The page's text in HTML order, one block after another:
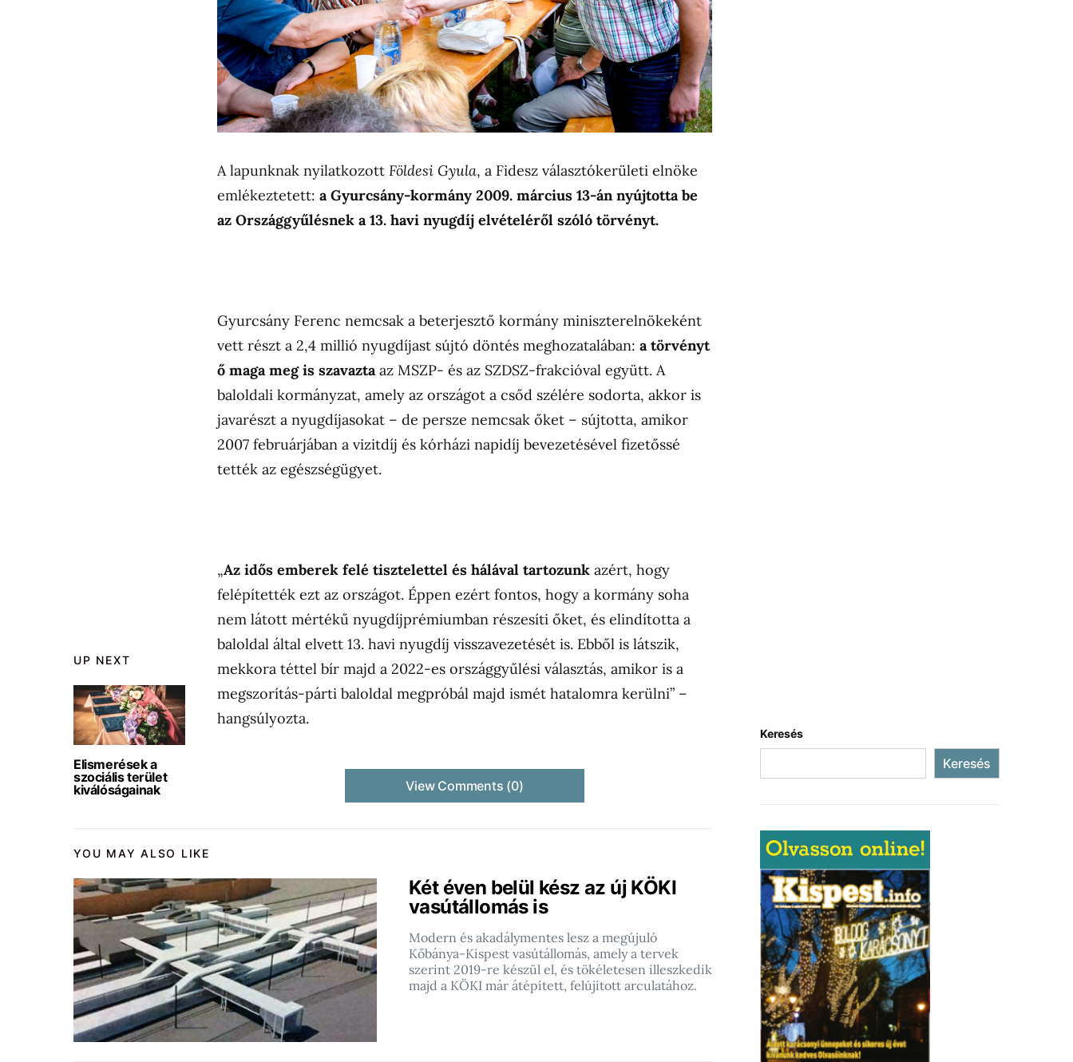
UP NEXT
Elismerések a
szociális terület
kiválóságainak
A lapunknak nyilatkozott Földesi Gyula, a Fidesz választókerületi elnöke
emlékeztetett: a Gyurcsány-kormány 2009. március 13-án nyújtotta be
az Országgyűlésnek a 13. havi nyugdíj elvételéről szóló törvényt.
Gyurcsány Ferenc nemcsak a beterjesztő kormány miniszterelnökeként
vett részt a 2,4 millió nyugdíjast sújtó döntés meghozatalában: a törvényt
ő maga meg is szavaztaaz MSZP- és az SZDSZ-frakcióval együtt. A
baloldali kormányzat, amely az országot a csőd szélére sodorta, akkor is
javarészt a nyugdíjasokat – de persze nemcsak őket – sújtotta, amikor
2007 februárjában a vizitdíj és kórházi napidíj bevezetésével fizetőssé
tették az egészségügyet.
„Az idős emberek felé tisztelettel és hálával tartozunk azért, hogy
felépítették ezt az országot. Éppen ezért fontos, hogy a kormány soha
nem látott mértékű nyugdíjprémiumban részesíti őket, és elindította a
baloldal által elvett 13. havi nyugdíj visszavezetését is. Ebből is látszik,
mekkora téttel bír majd a 2022-es országgyűlési választás, amikor is a
megszorítás-párti baloldal megpróbál majd ismét hatalomra kerülni” –
hangsúlyozta.
View Comments (0)
YOU MAY ALSO LIKE
Két éven belül kész az új KÖKI
vasútállomás is
Modern és akadálymentes lesz a megújuló
Kőbánya-Kispest vasútállomás, amely a tervek
szerint 2019-re készül el, és tökéletesen illeszkedik
majd a KÖKI már átépített, felújított arculatához.
Keresés
Keresés